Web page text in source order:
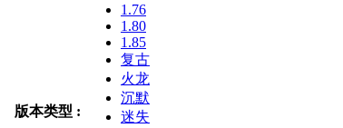
版本类型 :
1.76
1.80
1.85
复古
火龙
沉默
迷失